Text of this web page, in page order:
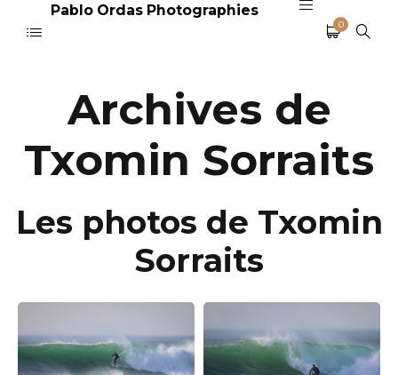
Pablo Ordas Photographies
0
Archives de
Txomin Sorraits
Les photos de Txomin
Sorraits